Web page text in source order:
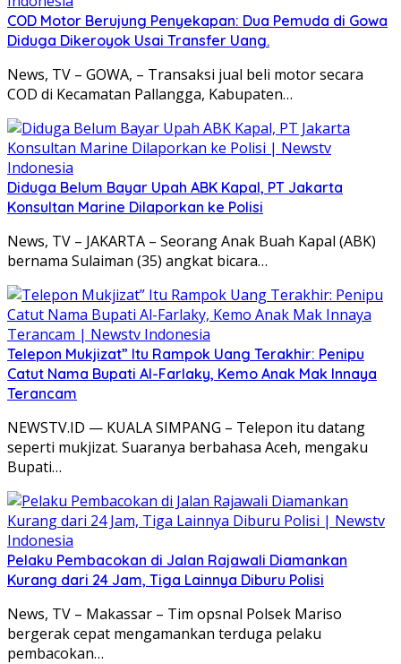
COD Motor Berujung Penyekapan: Dua Pemuda di Gowa
Diduga Dikeroyok Usai Transfer Uang.
News, TV – GOWA, – Transaksi jual beli motor secara
COD di Kecamatan Pallangga, Kabupaten…
Diduga Belum Bayar Upah ABK Kapal, PT Jakarta
Konsultan Marine Dilaporkan ke Polisi
News, TV – JAKARTA – Seorang Anak Buah Kapal (ABK)
bernama Sulaiman (35) angkat bicara…
Telepon Mukjizat” Itu Rampok Uang Terakhir: Penipu
Catut Nama Bupati Al-Farlaky, Kemo Anak Mak Innaya
Terancam
NEWSTV.ID — KUALA SIMPANG – Telepon itu datang
seperti mukjizat. Suaranya berbahasa Aceh, mengaku
Bupati…
Pelaku Pembacokan di Jalan Rajawali Diamankan
Kurang dari 24 Jam, Tiga Lainnya Diburu Polisi
News, TV – Makassar – Tim opsnal Polsek Mariso
bergerak cepat mengamankan terduga pelaku
pembacokan…